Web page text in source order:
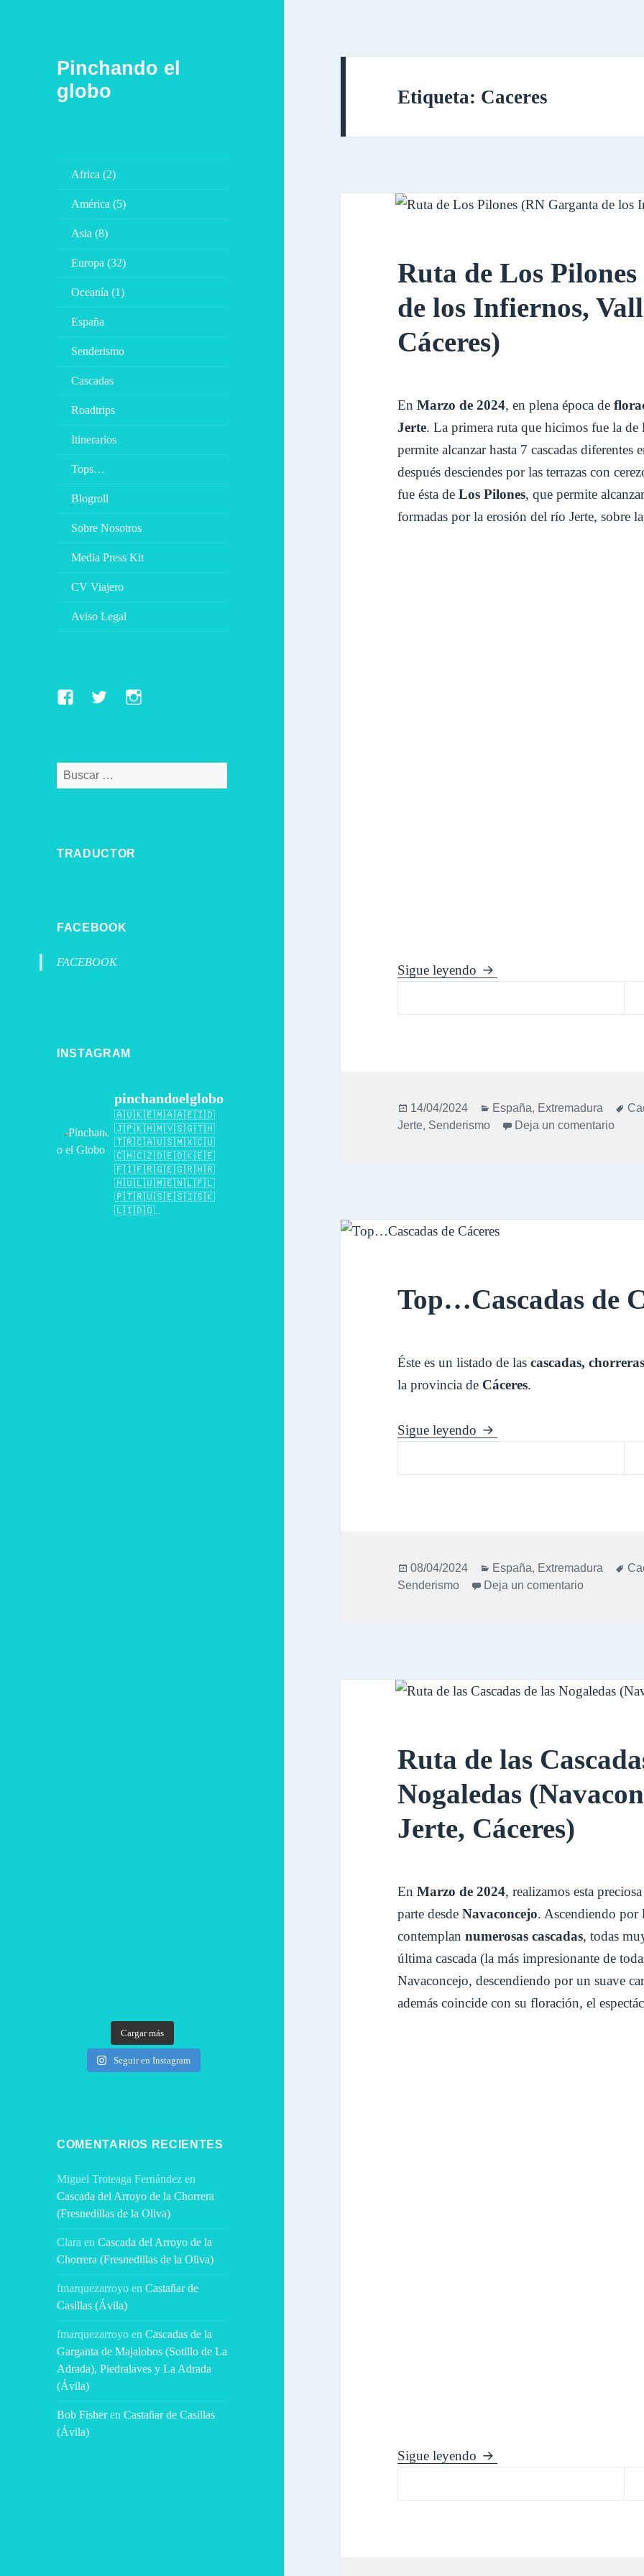
Pinchando el
globo
Africa (2)
América (5)
Asia (8)
Europa (32)
Oceanía (1)
España
Senderismo
Cascadas
Roadtrips
Itinerarios
Tops…
Blogroll
Sobre Nosotros
Media Press Kit
CV Viajero
Aviso Legal
FacebookTwitterInstagram
Buscar:
TRADUCTOR
FACEBOOK
FACEBOOK
INSTAGRAM
pinchandoelglobo
🇦🇺🇰🇪🇲🇦🇦🇪🇮🇩
🇯🇵🇰🇭🇲🇻🇸🇬🇹🇭
🇹🇷🇨🇦🇺🇸🇲🇽🇨🇺
🇨🇭🇨🇿🇩🇪🇩🇰🇪🇪
🇫🇮🇫🇷🇬🇪🇬🇷🇭🇷
🇭🇺🇱🇺🇲🇪🇳🇱🇵🇱
🇵🇹🇷🇺🇸🇪🇸🇮🇸🇰
🇱🇮🇩🇴..
Cargar más
Seguir en Instagram
COMENTARIOS RECIENTES
Miguel Troteaga Fernández en
Cascada del Arroyo de la Chorrera
(Fresnedillas de la Oliva)
Clara enCascada del Arroyo de la
Chorrera (Fresnedillas de la Oliva)
fmarquezarroyo enCastañar de
Casillas (Ávila)
fmarquezarroyo enCascadas de la
Garganta de Majalobos (Sotillo de La
Adrada), Piedralaves y La Adrada
(Ávila)
Bob FisherenCastañar de Casillas
(Ávila)
Etiqueta: Caceres
Ruta de Los
de los Infiernos,
Cáceres)
EnMarzo de 2024, en plena época de
Jerte. La primera ruta que hicimos fue la de
permite alcanzar hasta 7 cascadas diferentes
después desciendes por las terrazas con
fue ésta deLos Pilones, que permite
formadas por la erosión del río Jerte, sobre
Sigue leyendo Ruta de Los Pilones (RN
Publicado
el
14/04/2024 Categorías
España, Extremadura
Jerte, Senderismo Deja un comentarioen
Top…Cascadas de
Éste es un listado de las cascadas,
la provincia de Cáceres.
Sigue leyendo Top…Cascadas de Cáceres
Publicado
el
08/04/2024 Categorías
España, Extremadura
Senderismo
Deja un comentarioen
Ruta de las
Nogaledas
Jerte, Cáceres)
EnMarzo de 2024, realizamos esta
parte desdeNavaconcejo. Ascendiendo por
contemplannumerosas cascadas, todas
última cascada (la más impresionante de
Navaconcejo, descendiendo por un suave
además coincide con su floración, el
Sigue leyendo Ruta de las Cascadas de las